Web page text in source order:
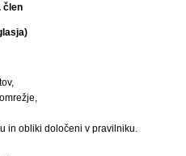
člen
in obliki določeni v pravilniku.